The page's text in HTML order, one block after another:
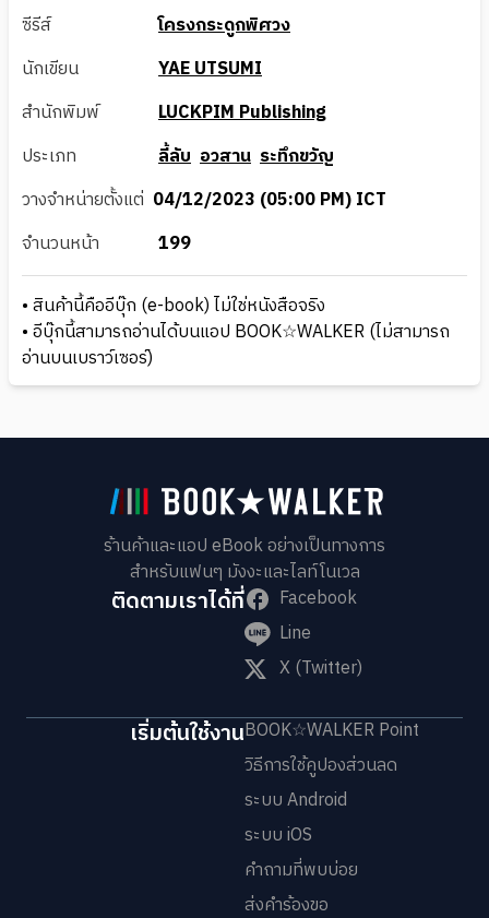
ซีรีส์
โครงกระดูกพิศวง
นักเขียน
YAE UTSUMI
สำนักพิมพ์
LUCKPIM Publishing
ประเภท
ลี้ลับ อวสาน ระทึกขวัญ
วางจำหน่ายตั้งแต่ 04/12/2023 (05:00 PM) ICT
จำนวนหน้า
199
• สินค้านี้คืออีบุ๊ก (e-book) ไม่ใช่หนังสือจริง
• อีบุ๊กนี้สามารถอ่านได้บนแอป BOOK☆WALKER (ไม่สามารถ
อ่านบนเบราว์เซอร์)
ร้านค้าและแอป eBook อย่างเป็นทางการ
สำหรับแฟนๆ มังงะและไลท์โนเวล
ติดตามเราได้ที่
Facebook
Line
X (Twitter)
เริ่มต้นใช้งานBOOK☆WALKER Point
วิธีการใช้คูปองส่วนลด
ระบบ Android
ระบบ iOS
คำถามที่พบบ่อย
ส่งคำร้องขอ